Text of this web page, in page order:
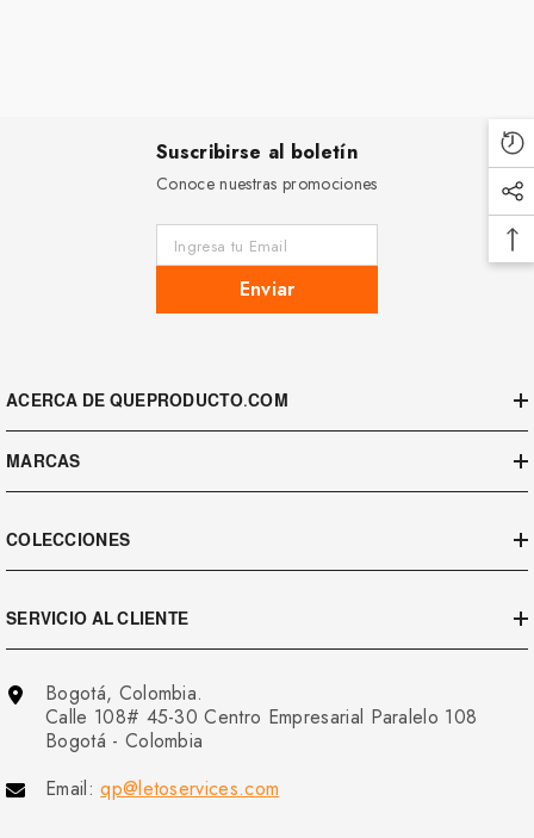
Suscribirse al boletín
Conoce nuestras promociones
Ingresa tu Email
Enviar
ACERCA DE QUEPRODUCTO.COM
MARCAS
COLECCIONES
SERVICIO AL CLIENTE
Bogotá, Colombia.
Calle 108# 45-30 Centro Empresarial Paralelo 108
Bogotá - Colombia
Email:qp@letoservices.com